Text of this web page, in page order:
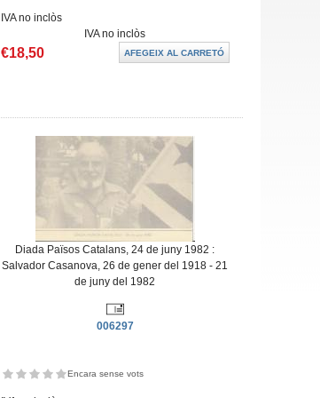
IVA no inclòs
IVA no inclòs
€18,50
Diada Països Catalans, 24 de juny 1982 :
Salvador Casanova, 26 de gener del 1918 - 21
de juny del 1982
006297
Encara sense vots